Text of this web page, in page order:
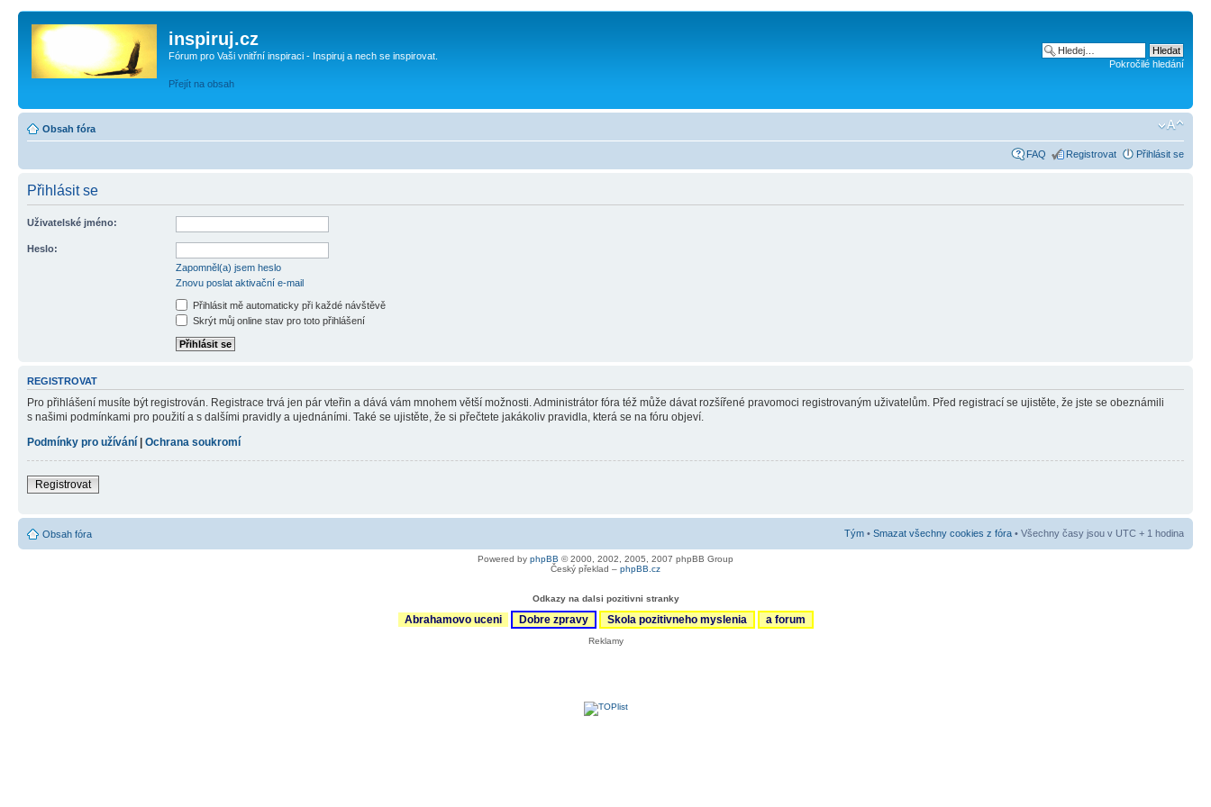
inspiruj.cz
Fórum pro Vaši vnitřní inspiraci - Inspiruj a nech se inspirovat.
Přejít na obsah
Pokročilé hledání
Obsah fóra
FAQ Registrovat Přihlásit se
Přihlásit se
Uživatelské jméno:
Heslo:
Zapomněl(a) jsem heslo
Znovu poslat aktivační e-mail
Přihlásit mě automaticky při každé návštěvě
Skrýt můj online stav pro toto přihlášení
REGISTROVAT
Pro přihlášení musíte být registrován. Registrace trvá jen pár vteřin a dává vám mnohem větší možnosti. Administrátor fóra též může dávat rozšířené pravomoci registrovaným uživatelům. Před registrací se ujistěte, že jste se obeznámili
s našimi podmínkami pro použití a s dalšími pravidly a ujednáními. Také se ujistěte, že si přečtete jakákoliv pravidla, která se na fóru objeví.
Podmínky pro užívání | Ochrana soukromí
Registrovat
Obsah fóra Tým • Smazat všechny cookies z fóra • Všechny časy jsou v UTC + 1 hodina
Powered by phpBB © 2000, 2002, 2005, 2007 phpBB Group
Český překlad – phpBB.cz
Odkazy na dalsi pozitivni stranky
Abrahamovo uceni Dobre zpravy Skola pozitivneho myslenia a forum
Reklamy